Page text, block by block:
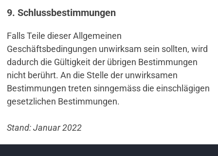
9. Schlussbestimmungen
Falls Teile dieser Allgemeinen
Geschäftsbedingungen unwirksam sein sollten, wird
dadurch die Gültigkeit der übrigen Bestimmungen
nicht berührt. An die Stelle der unwirksamen
Bestimmungen treten sinngemäss die einschlägigen
gesetzlichen Bestimmungen.
Stand: Januar 2022